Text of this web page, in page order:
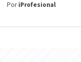
PoriProfesional